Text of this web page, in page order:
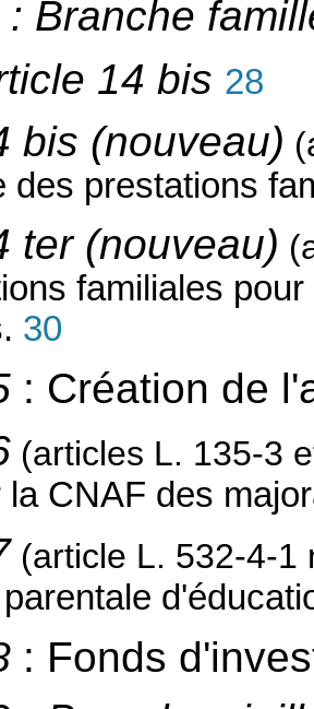
: Branche
14 bis 28
bis (nouveau)
des prestations
ter (nouveau)
familiales
30
: Création de
(articles L. 135-3
la CNAF des
(article L. 532-4-
parentale
: Fonds